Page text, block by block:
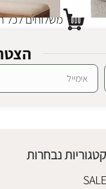
₪1,580
משלוחים לכל
קטגוריות נבחרות
SALE